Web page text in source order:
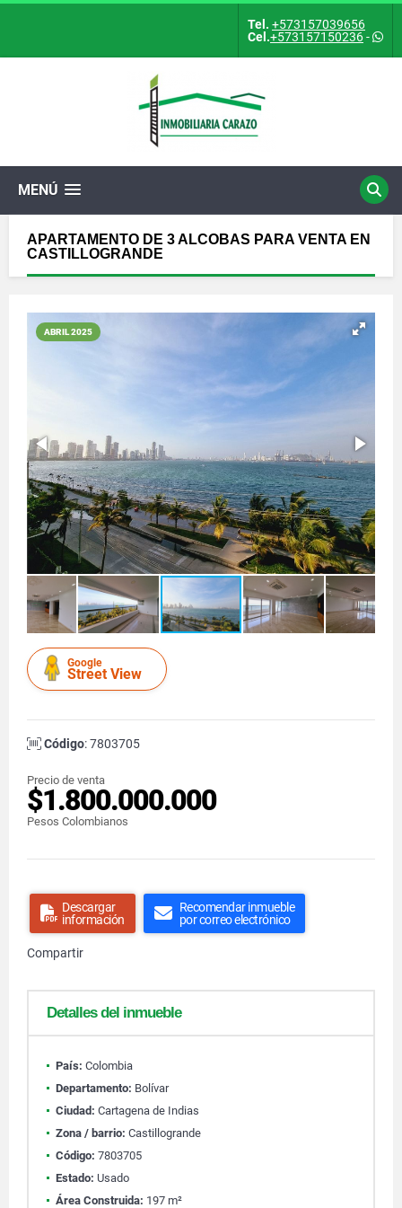
Tel. +573157039656
Cel.+573157150236-
MENÚ
APARTAMENTO DE 3 ALCOBAS PARA VENTA EN
CASTILLOGRANDE
ABRIL 2025
Google
Street View
Código: 7803705
Precio de venta
$1.800.000.000
Pesos Colombianos
Descargar
información
Recomendar inmueble
por correo electrónico
Compartir
Detalles del inmueble
País: Colombia
Departamento: Bolívar
Ciudad: Cartagena de Indias
Zona / barrio: Castillogrande
Código: 7803705
Estado: Usado
Área Construida: 197 m²